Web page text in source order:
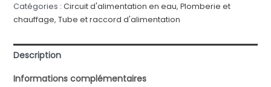
Catégories : Circuit d'alimentation en eau, Plomberie et
chauffage, Tube et raccord d'alimentation
Description
Informations complémentaires